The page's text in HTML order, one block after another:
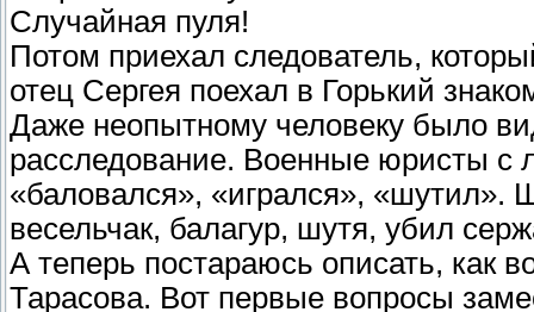
Случайная пуля!
Потом приехал следователь,
отец Сергея поехал в Горький
Даже неопытному человеку было
расследование. Военные юристы с
«баловался», «игрался», «шутил».
весельчак, балагур, шутя, убил
А теперь постараюсь описать, как
Тарасова. Вот первые вопросы